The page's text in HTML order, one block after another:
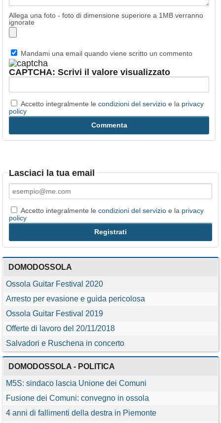
Allega una foto - foto di dimensione superiore a 1MB verranno
ignorate
Mandami una email quando viene scritto un commento
CAPTCHA: Scrivi il valore visualizzato
Accetto integralmente le condizioni del servizio e la privacy
policy
Lasciaci la tua email
Accetto integralmente le condizioni del servizio e la privacy
policy
DOMODOSSOLA
Ossola Guitar Festival 2020
Arresto per evasione e guida pericolosa
Ossola Guitar Festival 2019
Offerte di lavoro del 20/11/2018
Salvadori e Ruschena in concerto
DOMODOSSOLA - POLITICA
M5S: sindaco lascia Unione dei Comuni
Fusione dei Comuni: convegno in ossola
4 anni di fallimenti della destra in Piemonte